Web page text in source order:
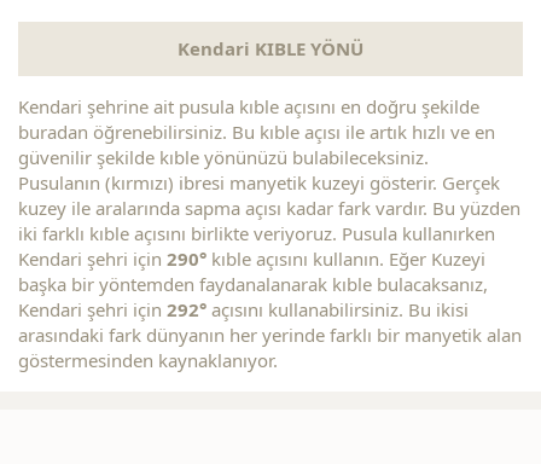
Kendari KIBLE YÖNÜ
Kendari şehrine ait pusula kıble açısını en doğru şekilde
buradan öğrenebilirsiniz. Bu kıble açısı ile artık hızlı ve en
güvenilir şekilde kıble yönünüzü bulabileceksiniz.
Pusulanın (kırmızı) ibresi manyetik kuzeyi gösterir. Gerçek
kuzey ile aralarında sapma açısı kadar fark vardır. Bu yüzden
iki farklı kıble açısını birlikte veriyoruz. Pusula kullanırken
Kendari şehri için 290° kıble açısını kullanın. Eğer Kuzeyi
başka bir yöntemden faydanalanarak kıble bulacaksanız,
Kendari şehri için 292° açısını kullanabilirsiniz. Bu ikisi
arasındaki fark dünyanın her yerinde farklı bir manyetik alan
göstermesinden kaynaklanıyor.